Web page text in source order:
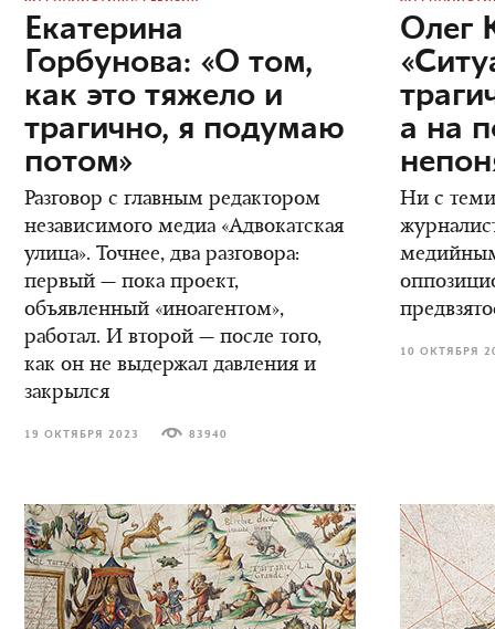
Екатерина
Горбунова: «О том,
как это тяжело и
трагично, я подумаю
потом»
Разговор с главным редактором
независимого медиа «Адвокатская
улица». Точнее, два разговора:
первый — пока проект,
объявленный «иноагентом»,
работал. И второй — после того,
как он не выдержал давления и
закрылся
19 ОКТЯБРЯ 2023 83940
Олег
а на
Ни с
10 ОКТЯБРЯ